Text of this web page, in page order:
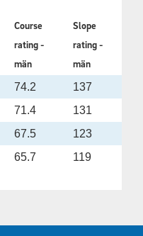
Course
rating -
män
Slope
rating -
män
74.2
137
71.4
131
67.5
123
65.7 119